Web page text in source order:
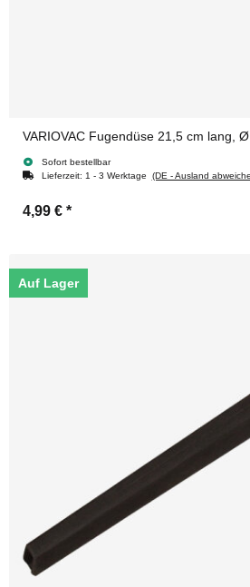
VARIOVAC Fugendüse 21,5 cm lang,
Sofort bestellbar
Lieferzeit: 1 - 3 Werktage (DE - Ausland
4,99 € *
Auf Lager